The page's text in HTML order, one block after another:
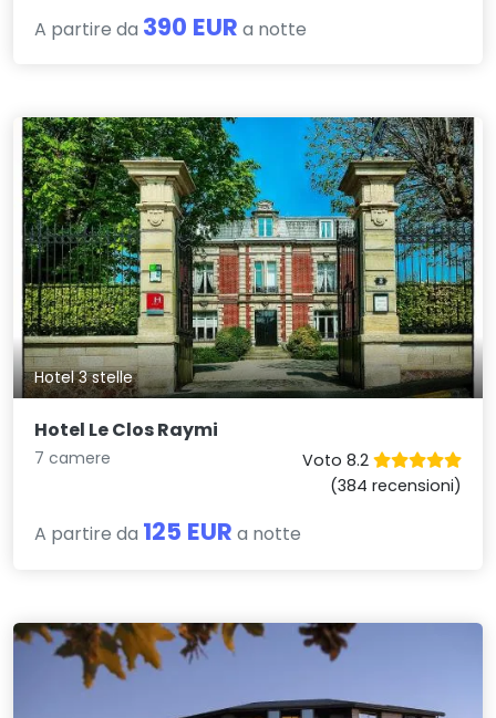
A partire da 390 EUR a notte
Hotel 3 stelle
Hotel Le Clos Raymi
7 camere
Voto 8.2
(384 recensioni)
A partire da 125 EUR a notte